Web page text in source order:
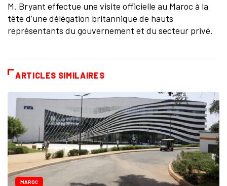
M. Bryant effectue une visite officielle au Maroc à la
tête d’une délégation britannique de hauts
représentants du gouvernement et du secteur privé.
ARTICLES SIMILAIRES
MAROC